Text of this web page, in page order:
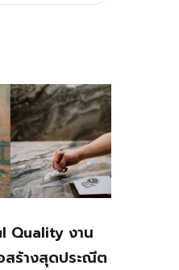
Quality งาน
สร้างสุดประณีต